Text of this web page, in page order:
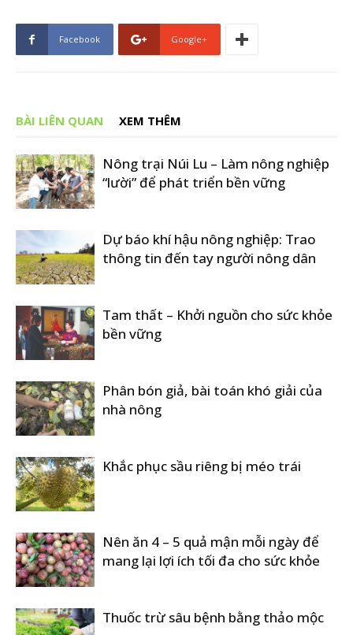
Facebook Google+
BÀI LIÊN QUAN XEM THÊM
Nông trại Núi Lu – Làm nông nghiệp
“lười” để phát triển bền vững
Dự báo khí hậu nông nghiệp: Trao
thông tin đến tay người nông dân
Tam thất – Khởi nguồn cho sức khỏe
bền vững
Phân bón giả, bài toán khó giải của
nhà nông
Khắc phục sầu riêng bị méo trái
Nên ăn 4 – 5 quả mận mỗi ngày để
mang lại lợi ích tối đa cho sức khỏe
Thuốc trừ sâu bệnh bằng thảo mộc